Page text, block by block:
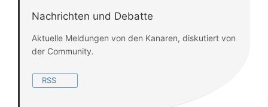
Nachrichten und Debatte
Aktuelle Meldungen von den Kanaren, diskutiert von
der Community.
RSS